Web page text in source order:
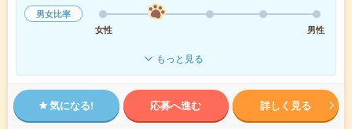
男女比率
女性
男性
もっと見る
気になる! 応募へ進む 詳しく見る